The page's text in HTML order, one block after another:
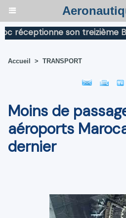
son treizième
Accueil > TRANSPORT
Moins de
aéroports
dernier